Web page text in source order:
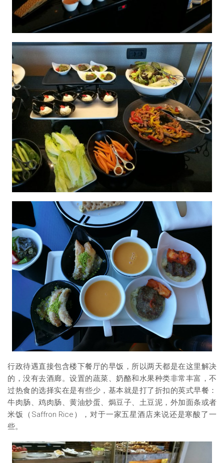
行政待遇直接包含楼下餐厅的早饭，所以两天都是在这里解决
的，没有去酒廊。设置的蔬菜、奶酪和水果种类非常丰富，不
过热食的选择实在是有些少，基本就是打了折扣的英式早餐：
牛肉肠、鸡肉肠、黄油炒蛋、焗豆子、土豆泥，外加面条或者
米饭（Saffron Rice），对于一家五星酒店来说还是寒酸了一
些。